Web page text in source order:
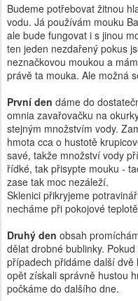
Budeme potřebovat žitnou
vodu. Já používám mouku
ale bude fungovat i s jinou
ten jeden nezdařený pokus
neznačkovou moukou a
právě ta mouka. Ale možná
První den dáme do
omnia zavařovačku na
stejným množstvím vody.
hmota cca o hustotě
savé, takže množství vody
řídké, tak přisypte mouku -
zase tak moc nezáleží.
Sklenici přikryjeme
necháme při pokojové
Druhý den obsah
dělat drobné bublinky.
případech přidáme další dvě
opět získali správně hustou
počkáme do dalšího dne.